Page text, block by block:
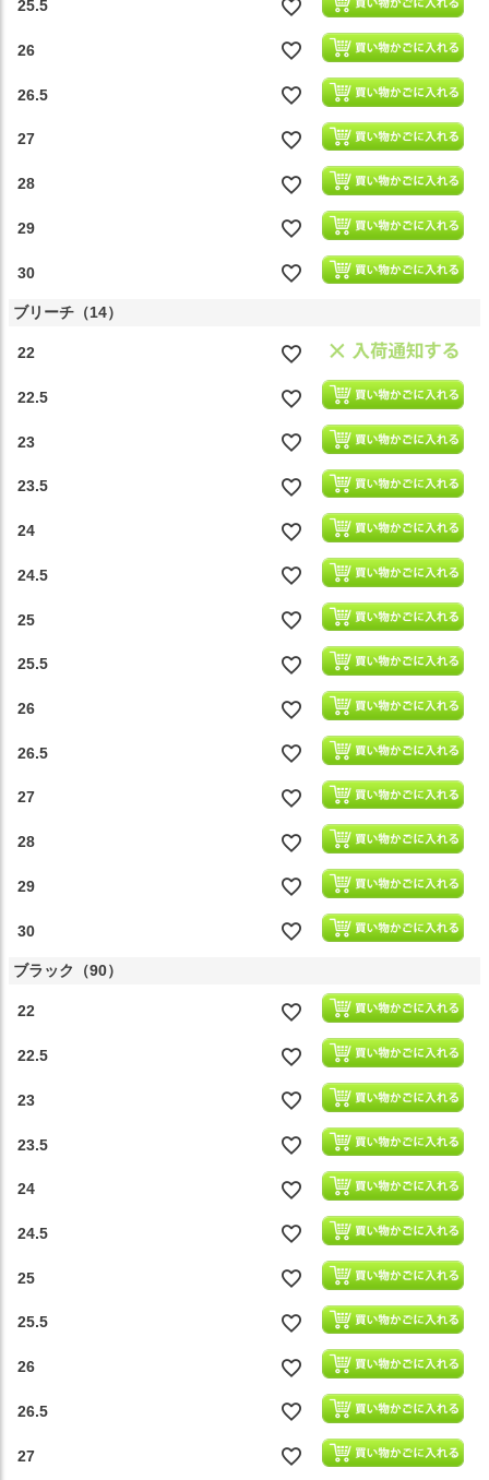
25.5
26
26.5
27
28
29
30
ブリーチ（14）
22
22.5
23
23.5
24
24.5
25
25.5
26
26.5
27
28
29
30
ブラック（90）
22
22.5
23
23.5
24
24.5
25
25.5
26
26.5
27